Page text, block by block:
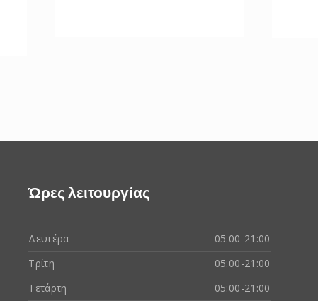
Ώρες λειτουργίας
Δευτέρα
05:00-21:00
Τρίτη
05:00-21:00
Τετάρτη
05:00-21:00